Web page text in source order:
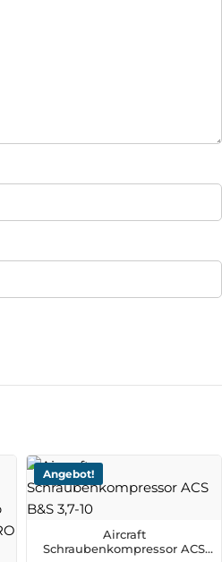
Angebot!
Aircraft
Schraubenkompressor ACS